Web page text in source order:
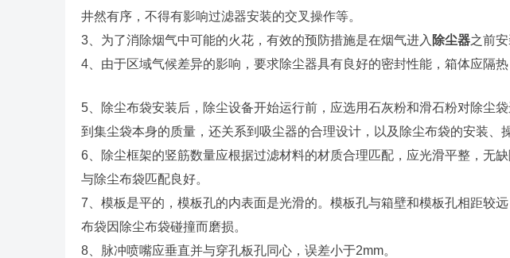
井然有序，不得有影响过滤器安装的交叉操作等。
3、为了消除烟气中可能的火花，有效的预防措施是在烟气进入 除尘器之前
4、由于区域气候差异的影响，要求除尘器具有良好的密封性能，箱体应隔
5、除尘布袋安装后，除尘设备开始运行前，应选用石灰粉和滑石粉对除尘
到集尘袋本身的质量，还关系到吸尘器的合理设计，以及除尘布袋的安装、
6、除尘框架的竖筋数量应根据过滤材料的材质合理匹配，应光滑平整，无
与除尘布袋匹配良好。
7、模板是平的，模板孔的内表面是光滑的。模板孔与箱壁和模板孔相距较
布袋因除尘布袋碰撞而磨损。
8、脉冲喷嘴应垂直并与穿孔板孔同心，误差小于2mm。